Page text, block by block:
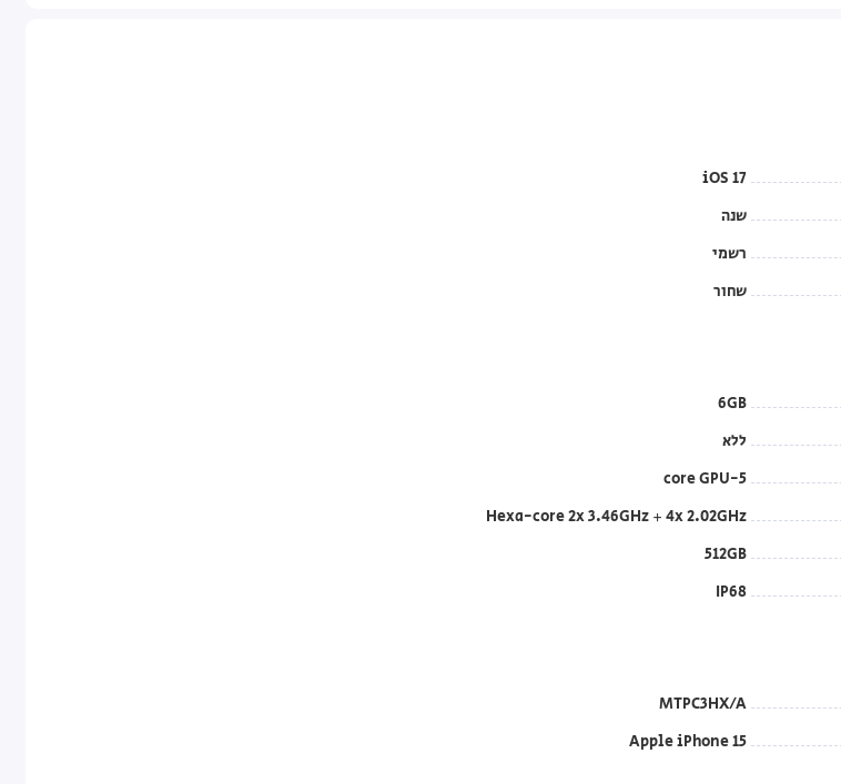
iOS 17
שנה
רשמי
שחור
6GB
ללא
5-core GPU
Hexa-core 2x 3.46GHz + 4x 2.02GHz
512GB
IP68
MTPC3HX/A
Apple iPhone 15